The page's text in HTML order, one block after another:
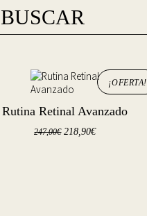
BUSCAR
¡OFERTA!
Rutina Retinal Avanzado
247,00€ 218,90€